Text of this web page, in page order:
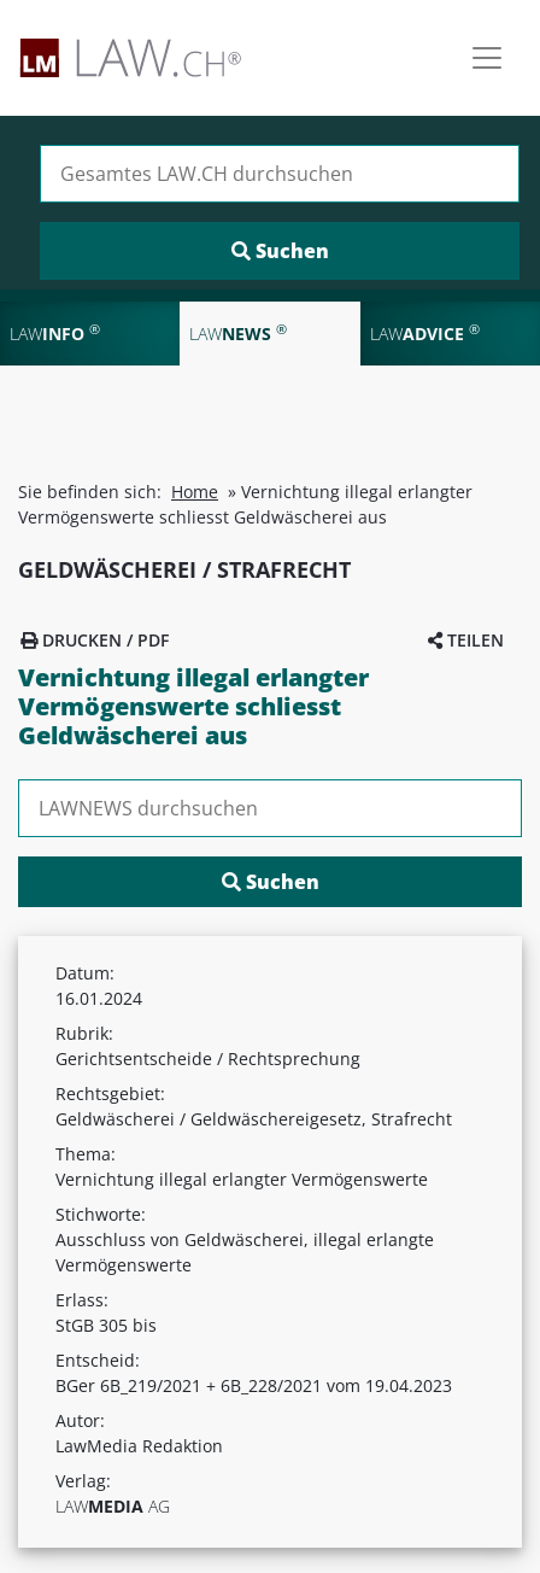
LAWINFO ® LAWNEWS ® LAWADVICE ®
Sie befinden sich: Home » Vernichtung illegal erlangter
Vermögenswerte schliesst Geldwäscherei aus
GELDWÄSCHEREI / STRAFRECHT
TEILEN
DRUCKEN / PDF
Vernichtung illegal erlangter
Vermögenswerte schliesst
Geldwäscherei aus
Datum:
16.01.2024
Rubrik:
Gerichtsentscheide / Rechtsprechung
Rechtsgebiet:
Geldwäscherei / Geldwäschereigesetz, Strafrecht
Thema:
Vernichtung illegal erlangter Vermögenswerte
Stichworte:
Ausschluss von Geldwäscherei, illegal erlangte
Vermögenswerte
Erlass:
StGB 305 bis
Entscheid:
BGer 6B_219/2021 + 6B_228/2021 vom 19.04.2023
Autor:
LawMedia Redaktion
Verlag:
LAWMEDIA AG